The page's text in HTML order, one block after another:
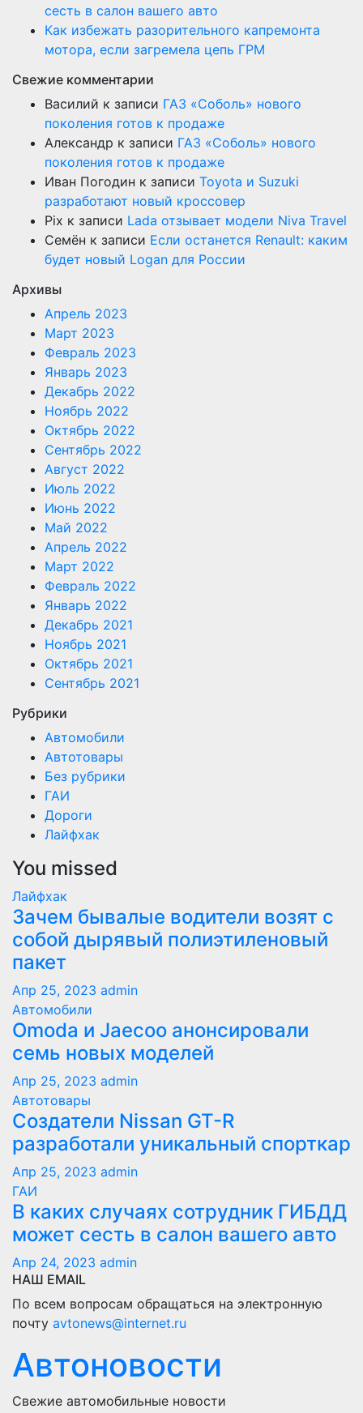
сесть в салон вашего авто
Как избежать разорительного капремонта
мотора, если загремела цепь ГРМ
Свежие комментарии
Василий к записи ГАЗ «Соболь» нового
поколения готов к продаже
Александр к записи ГАЗ «Соболь» нового
поколения готов к продаже
Иван Погодин к записи Toyota и Suzuki
разработают новый кроссовер
Pix к записи Lada отзывает модели Niva Travel
Семён к записи Если останется Renault: каким
будет новый Logan для России
Архивы
Апрель 2023
Март 2023
Февраль 2023
Январь 2023
Декабрь 2022
Ноябрь 2022
Октябрь 2022
Сентябрь 2022
Август 2022
Июль 2022
Июнь 2022
Май 2022
Апрель 2022
Март 2022
Февраль 2022
Январь 2022
Декабрь 2021
Ноябрь 2021
Октябрь 2021
Сентябрь 2021
Рубрики
Автомобили
Автотовары
Без рубрики
ГАИ
Дороги
Лайфхак
You missed
Лайфхак
Зачем бывалые водители возят с
собой дырявый полиэтиленовый
пакет
Апр 25, 2023 admin
Автомобили
Оmoda и Jaecoo анонсировали
семь новых моделей
Апр 25, 2023 admin
Автотовары
Создатели Nissan GT-R
разработали уникальный спорткар
Апр 25, 2023 admin
ГАИ
В каких случаях сотрудник ГИБДД
может сесть в салон вашего авто
Апр 24, 2023 admin
НАШ EMAIL
По всем вопросам обращаться на электронную
почту avtonews@internet.ru
Автоновости
Свежие автомобильные новости